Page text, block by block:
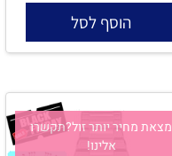
הוסף לסל
מצאת מחיר יותר זול?תקשרו
אלינו!